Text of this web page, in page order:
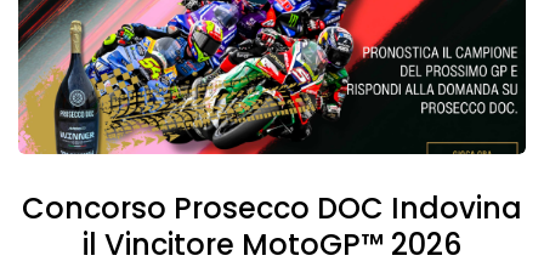
Concorso Prosecco DOC Indovina
il Vincitore MotoGP™ 2026